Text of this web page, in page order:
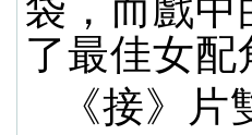
袋，而戲
了最佳女配
《接》片